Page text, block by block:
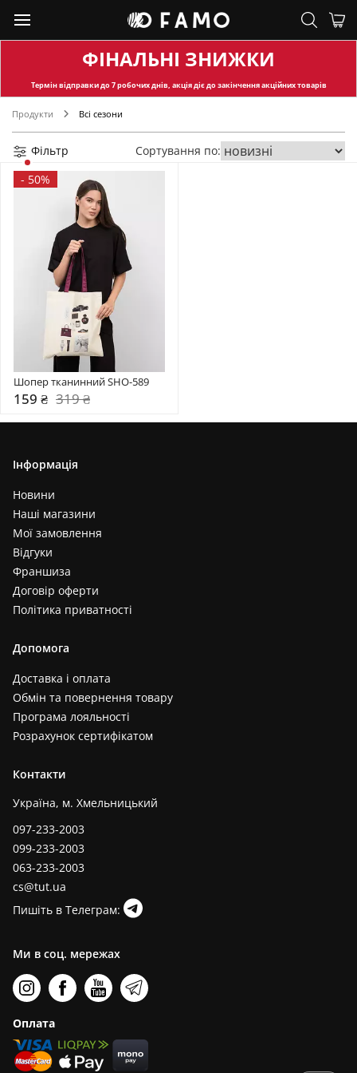
ФІНАЛЬНІ ЗНИЖКИ
Термін відправкидо 7 робочих днів, акція діє до закінчення акційних товарів
Продукти Всі сезони
Фільтр
Сортування по:
- 50%
Шопер тканинний SHO-589
159 ₴ 319 ₴
Інформація
Новини
Наші магазини
Мої замовлення
Відгуки
Франшиза
Договір оферти
Політика приватності
Допомога
Доставка і оплата
Обмін та повернення товару
Програма лояльності
Розрахунок сертифікатом
Контакти
Україна, м. Хмельницький
097-233-2003
099-233-2003
063-233-2003
cs@tut.ua
Пишіть в Телеграм:
Ми в соц. мережах
Оплата